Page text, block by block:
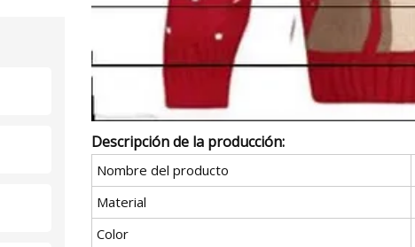
Descripción de la producción:
Nombre del producto
Material
Color